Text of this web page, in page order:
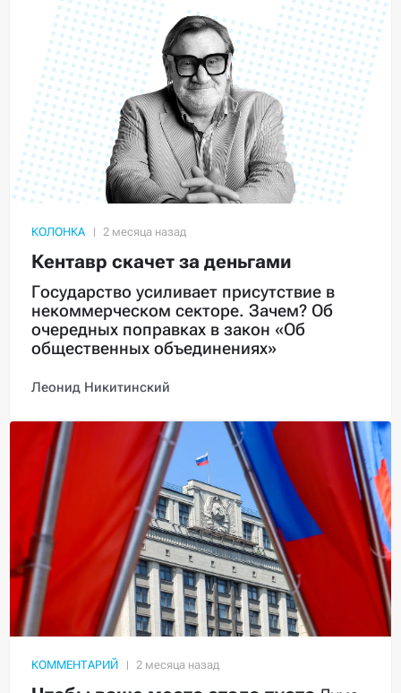
КОЛОНКА
Кентавр скачет за деньгами
Государство усиливает присутствие в
некоммерческом секторе. Зачем? Об
очередных поправках в закон «Об
общественных объединениях»
Леонид Никитинский
КОММЕНТАРИЙ